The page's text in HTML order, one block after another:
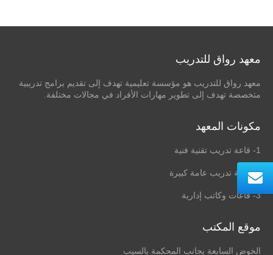
معهد رواق للتدريب
معهد رواق للتدريب هو مؤسسة تعليمية تهدف إلى تقديم برامج تدريبية
متخصصة تهدف إلى تطوير مهارات الأفراد في مجالات مختلفة.
مكونات المعهد
1- قاعة تدريب تقنية فنية
2- قاعة تدريب عامة كبيرة
3- قاعات وكاتب إدارية
موقع المكتب
الخوض السابعة بجانب المحكمة بالسيب